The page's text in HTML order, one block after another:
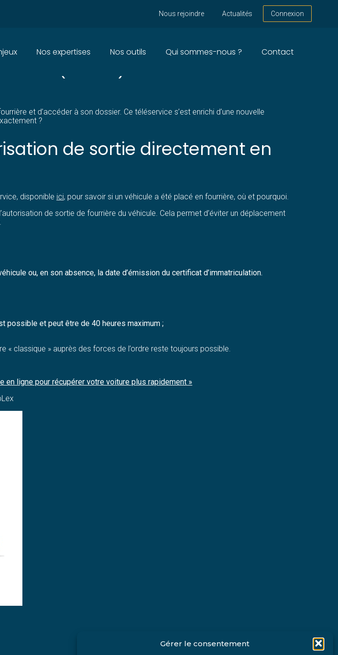
Gérer le consentement
Nous rejoindre Actualités Connexion
Nos expertises Nos outils Qui sommes-nous ? Contact
(UN PEU) PLUS SIMPLE !
et d’accéder à son dossier. Ce téléservice s’est enrichi d’une nouvelle
?
de sortie directement en
disponible ici, pour savoir si un véhicule a été placé en fourrière, où et pourquoi.
de sortie de fourrière du véhicule. Cela permet d’éviter un déplacement
ou, en son absence, la date d’émission du certificat d’immatriculation.
possible et peut être de 40 heures maximum ;
classique » auprès des forces de l’ordre reste toujours possible.
en ligne pour récupérer votre voiture plus rapidement »